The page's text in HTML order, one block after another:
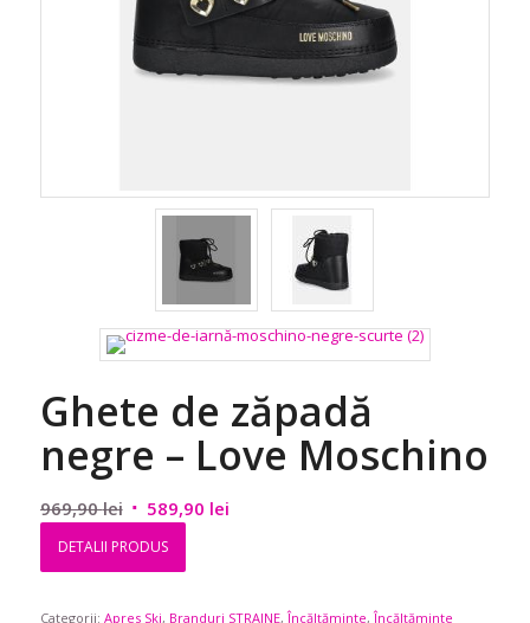
Ghete de zăpadă
negre – Love Moschino
969,90lei Prețul
589,90 leiPrețul
DETALII PRODUS
Categorii: Apres Ski, Branduri STRAINE,Încălțăminte,Încălțăminte